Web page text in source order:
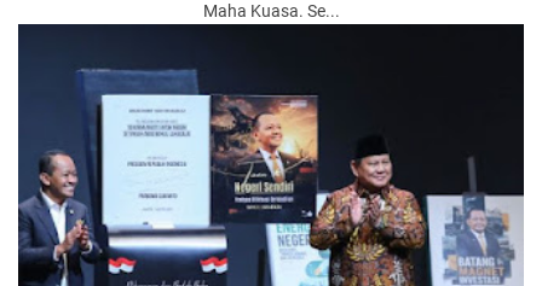
Maha Kuasa. Se...